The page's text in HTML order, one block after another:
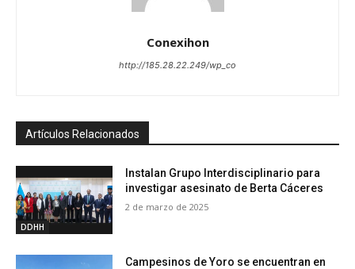
Conexihon
http://185.28.22.249/wp_co
Artículos Relacionados
DDHH
Instalan Grupo Interdisciplinario para
investigar asesinato de Berta Cáceres
2 de marzo de 2025
Campesinos de Yoro se encuentran en